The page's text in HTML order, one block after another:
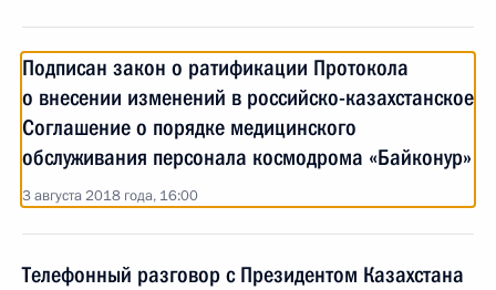
Подписан закон о ратификации Протокола
о внесении изменений в российско-казахстанское
Соглашение о порядке медицинского
обслуживания персонала космодрома «Байконур»
3 августа 2018 года, 16:00
Телефонный разговор с Президентом Казахстана